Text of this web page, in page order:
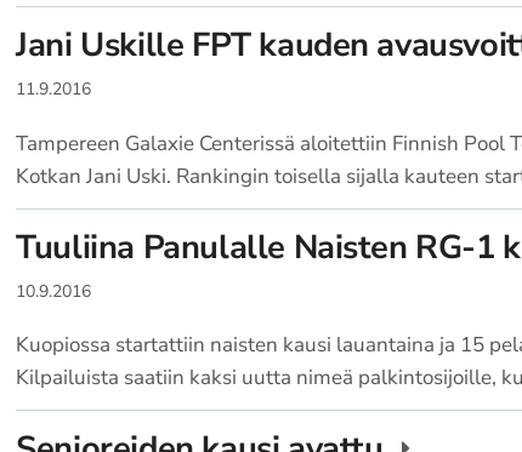
Jani Uskille FPT kauden
11.9.2016
Tampereen Galaxie Centerissä aloitettiin Finnish
Kotkan Jani Uski. Rankingin toisella sijalla kauteen
Tuuliina Panulalle Naisten RG-1
10.9.2016
Kuopiossa startattiin naisten kausi lauantaina ja 15
Kilpailuista saatiin kaksi uutta nimeä palkintosijoille,